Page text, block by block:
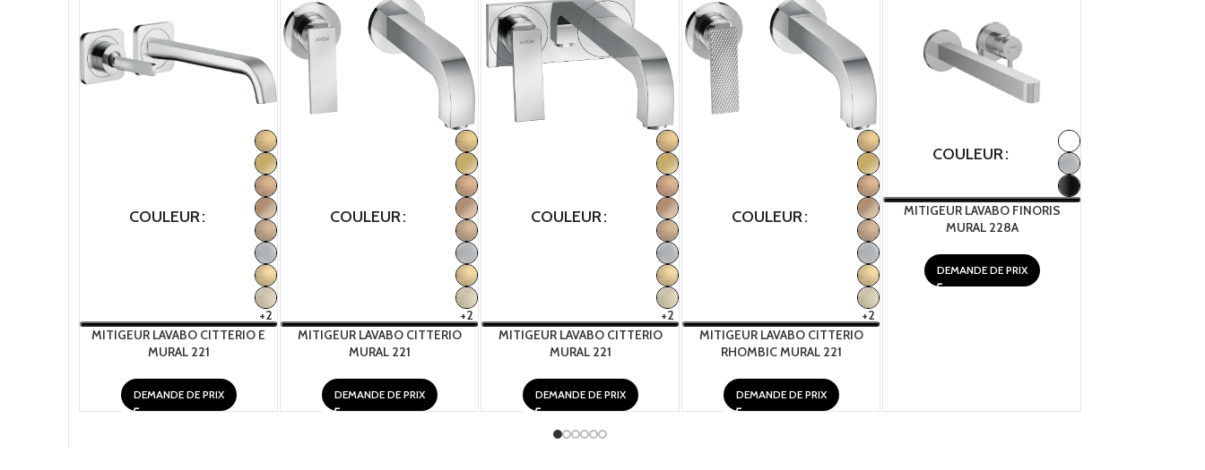
COULEUR
+2
MITIGEUR LAVABO CITTERIO E
MURAL 221
DEMANDE DE PRIX
COULEUR
+2
MITIGEUR LAVABO CITTERIO
MURAL 221
DEMANDE DE PRIX
COULEUR
+2
MITIGEUR LAVABO CITTERIO
MURAL 221
DEMANDE DE PRIX
COULEUR
+2
MITIGEUR LAVABO CITTERIO
RHOMBIC MURAL 221
DEMANDE DE PRIX
COULEUR
MITIGEUR LAVABO FINORIS
MURAL 228A
DEMANDE DE PRIX